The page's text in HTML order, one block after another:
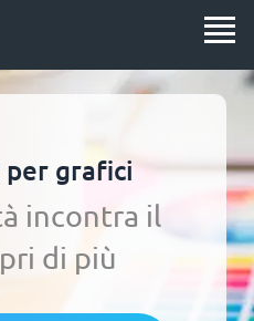
per grafici
incontra il
di più